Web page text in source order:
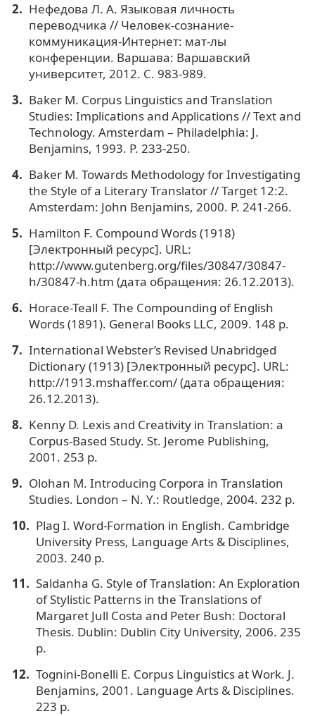
Нефедова Л. А. Языковая личность
переводчика // Человек-сознание-
коммуникация-Интернет: мат-лы
конференции. Варшава: Варшавский
университет, 2012. С. 983-989.
Baker M. Corpus Linguistics and Translation
Studies: Implications and Applications // Text and
Technology. Amsterdam – Philadelphia: J.
Benjamins, 1993. P. 233-250.
Baker M. Towards Methodology for Investigating
the Style of a Literary Translator // Target 12:2.
Amsterdam: John Benjamins, 2000. P. 241-266.
Hamilton F. Compound Words (1918)
[Электронный ресурс]. URL:
http://www.gutenberg.org/files/30847/30847-
h/30847-h.htm (дата обращения: 26.12.2013).
Horace-Teall F. The Compounding of English
Words (1891). General Books LLC, 2009. 148 p.
International Webster’s Revised Unabridged
Dictionary (1913) [Электронный ресурс]. URL:
http://1913.mshaffer.com/ (дата обращения:
26.12.2013).
Kenny D. Lexis and Creativity in Translation: а
Corpus-Based Study. St. Jerome Publishing,
2001. 253 p.
Olohan M. Introducing Corpora in Translation
Studies. London – N. Y.: Routledge, 2004. 232 p.
Plag I. Word-Formation in English. Cambridge
University Press, Language Arts & Disciplines,
2003. 240 p.
Saldanha G. Style of Translation: An Exploration
of Stylistic Patterns in the Translations of
Margaret Jull Costa and Peter Bush: Doctoral
Thesis. Dublin: Dublin City University, 2006. 235
p.
Tognini-Bonelli E. Corpus Linguistics at Work. J.
Benjamins, 2001. Language Arts & Disciplines.
223 p.